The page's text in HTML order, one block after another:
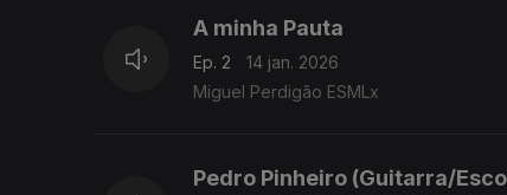
A minha Pauta
Ep. 2
14 jan. 2026
Miguel Perdigão ESMLx
Pedro Pinheiro (Guitarra/